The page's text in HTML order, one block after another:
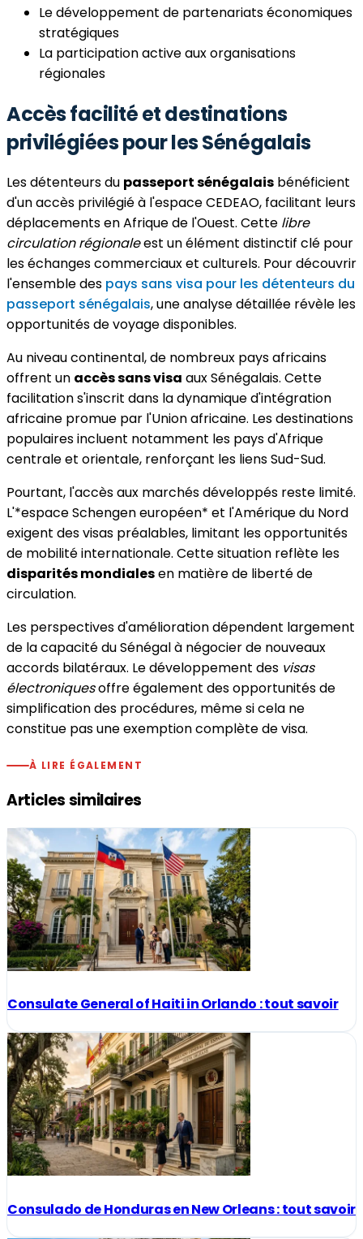
Le développement de partenariats économiques
stratégiques
La participation active aux organisations
régionales
Accès facilité et destinations
privilégiées pour les Sénégalais
Les détenteurs du passeport sénégalais bénéficient
d'un accès privilégié à l'espace CEDEAO, facilitant leurs
déplacements en Afrique de l'Ouest. Cette libre
circulation régionaleest un élément distinctif clé pour
les échanges commerciaux et culturels. Pour découvrir
l'ensemble des pays sans visa pour les détenteurs du
passeport sénégalais, une analyse détaillée révèle les
opportunités de voyage disponibles.
Au niveau continental, de nombreux pays africains
offrent un accès sans visa aux Sénégalais. Cette
facilitation s'inscrit dans la dynamique d'intégration
africaine promue par l'Union africaine. Les destinations
populaires incluent notamment les pays d'Afrique
centrale et orientale, renforçant les liens Sud-Sud.
Pourtant, l'accès aux marchés développés reste limité.
L'*espace Schengen européen* et l'Amérique du Nord
exigent des visas préalables, limitant les opportunités
de mobilité internationale. Cette situation reflète les
disparités mondialesen matière de liberté de
circulation.
Les perspectives d'amélioration dépendent largement
de la capacité du Sénégal à négocier de nouveaux
accords bilatéraux. Le développement des visas
électroniquesoffre également des opportunités de
simplification des procédures, même si cela ne
constitue pas une exemption complète de visa.
À LIRE ÉGALEMENT
Articles similaires
Consulate General of Haiti in Orlando : tout savoir
Consulado de Honduras en New Orleans : tout savoir